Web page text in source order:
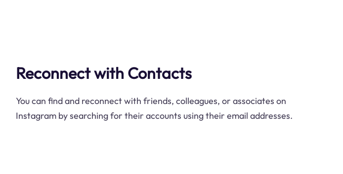
Reconnect with Contacts
You can find and reconnect with friends, colleagues, or associates on
Instagram by searching for their accounts using their email addresses.